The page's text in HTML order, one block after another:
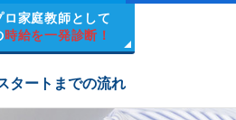
ロ家庭教師として
時給を一発診断！
タートまでの流れ